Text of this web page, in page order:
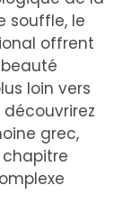
souffle, le
offrent
loin vers
découvrirez
grec,